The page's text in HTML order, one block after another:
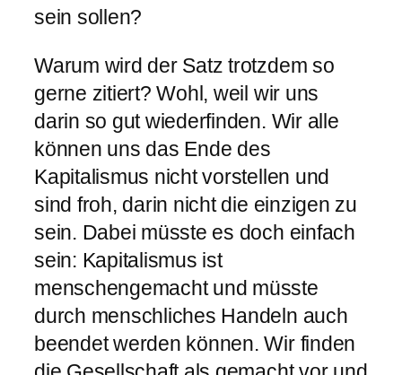
sein sollen?
Warum wird der Satz trotzdem so
gerne zitiert? Wohl, weil wir uns
darin so gut wiederfinden. Wir alle
können uns das Ende des
Kapitalismus nicht vorstellen und
sind froh, darin nicht die einzigen zu
sein. Dabei müsste es doch einfach
sein: Kapitalismus ist
menschengemacht und müsste
durch menschliches Handeln auch
beendet werden können. Wir finden